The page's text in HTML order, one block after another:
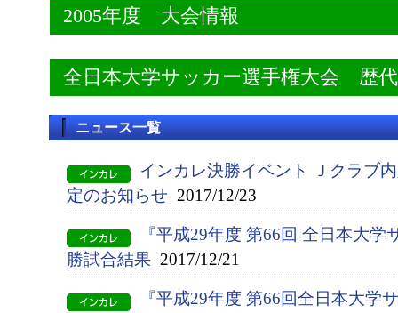
2005年度 大会情報
全日本大学サッカー選手権大会 歴
ニュース一覧
インカレ決勝イベント Ｊクラブ
定のお知らせ 2017/12/23
『平成29年度 第66回 全日本大
勝試合結果 2017/12/21
『平成29年度 第66回全日本大学